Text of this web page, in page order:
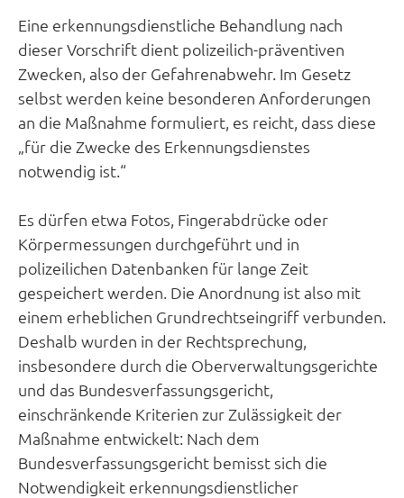
Eine erkennungsdienstliche Behandlung nach
dieser Vorschrift dient polizeilich-präventiven
Zwecken, also der Gefahrenabwehr. Im Gesetz
selbst werden keine besonderen Anforderungen
an die Maßnahme formuliert, es reicht, dass diese
„für die Zwecke des Erkennungsdienstes
notwendig ist.“
Es dürfen etwa Fotos, Fingerabdrücke oder
Körpermessungen durchgeführt und in
polizeilichen Datenbanken für lange Zeit
gespeichert werden. Die Anordnung ist also mit
einem erheblichen Grundrechtseingriff verbunden.
Deshalb wurden in der Rechtsprechung,
insbesondere durch die Oberverwaltungsgerichte
und das Bundesverfassungsgericht,
einschränkende Kriterien zur Zulässigkeit der
Maßnahme entwickelt: Nach dem
Bundesverfassungsgericht bemisst sich die
Notwendigkeit erkennungsdienstlicher